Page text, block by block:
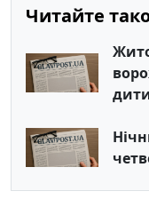
Читайте